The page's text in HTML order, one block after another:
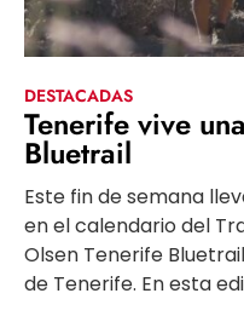
DESTACADAS
Tenerife vive
Bluetrail
Este fin de semana
en el calendario del
Olsen Tenerife
de Tenerife. En esta